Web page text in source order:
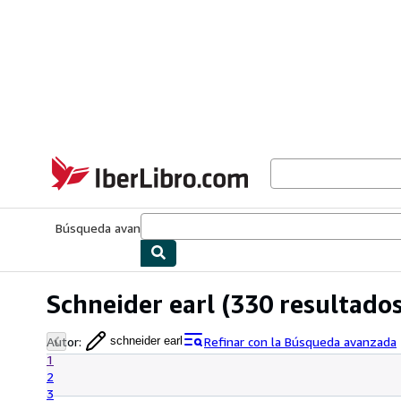
IberLibro.com
Búsqueda avanzada
Schneider earl (330
Autor: schneider earl
Refinar con la Búsqueda avanzada
1
2
3